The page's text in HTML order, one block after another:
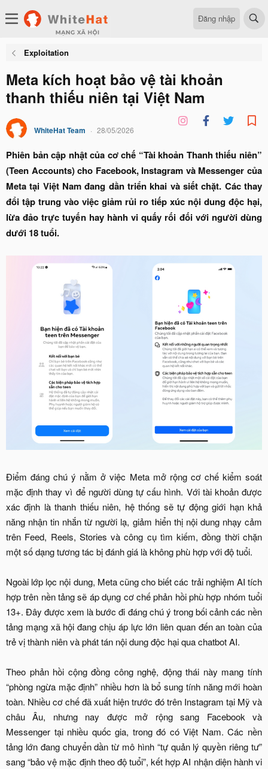
Đăng nhập
Exploitation
Meta kích hoạt bảo vệ tài khoản
thanh thiếu niên tại Việt Nam
WhiteHat Team 28/05/2026
Phiên bản cập nhật của cơ chế “Tài khoản Thanh thiếu niên”
(Teen Accounts) cho Facebook, Instagram và Messenger của
Meta tại Việt Nam đang dần triển khai và siết chặt. Các thay
đổi tập trung vào việc giảm rủi ro tiếp xúc nội dung độc hại,
lừa đảo trực tuyến hay hành vi quấy rối đối với người dùng
dưới 18 tuổi.
Điểm đáng chú ý nằm ở việc Meta mở rộng cơ chế kiểm soát
mặc định thay vì để người dùng tự cấu hình. Với tài khoản được
xác định là thanh thiếu niên, hệ thống sẽ tự động giới hạn khả
năng nhận tin nhắn từ người lạ, giảm hiển thị nội dung nhạy cảm
trên Feed, Reels, Stories và công cụ tìm kiếm, đồng thời chặn
một số dạng tương tác bị đánh giá là không phù hợp với độ tuổi.
Ngoài lớp lọc nội dung, Meta cũng cho biết các trải nghiệm AI tích
hợp trên nền tảng sẽ áp dụng cơ chế phản hồi phù hợp nhóm tuổi
13+. Đây được xem là bước đi đáng chú ý trong bối cảnh các nền
tảng mạng xã hội đang chịu áp lực lớn liên quan đến an toàn của
trẻ vị thành niên và phát tán nội dung độc hại qua chatbot AI.
Theo phản hồi cộng đồng công nghệ, động thái này mang tính
“phòng ngừa mặc định” nhiều hơn là bổ sung tính năng mới hoàn
toàn. Nhiều cơ chế đã xuất hiện trước đó trên Instagram tại Mỹ và
châu Âu, nhưng nay được mở rộng sang Facebook và
Messenger tại nhiều quốc gia, trong đó có Việt Nam. Các nền
tảng lớn đang chuyển dần từ mô hình “tự quản lý quyền riêng tư”
sang “bảo vệ mặc định theo độ tuổi”, kết hợp AI nhận diện hành vi